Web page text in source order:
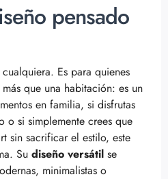
pensado
Es para quienes
que una habitación: es un
en familia, si disfrutas
o si simplemente crees que
sin sacrificar el estilo, este
Su diseño versátil se
minimalistas o